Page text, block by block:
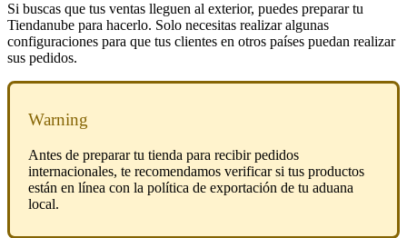
Si buscas que tus ventas lleguen al exterior, puedes preparar tu
Tiendanube para hacerlo. Solo necesitas realizar algunas
configuraciones para que tus clientes en otros países puedan realizar
sus pedidos.
Warning
Antes de preparar tu tienda para recibir pedidos
internacionales, te recomendamos verificar si tus productos
están en línea con la política de exportación de tu aduana
local.